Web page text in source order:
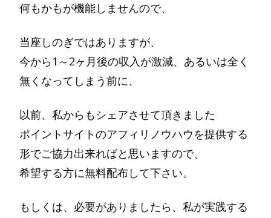
何もかもが機能しませんので、
当座しのぎではありますが、
今から1～2ヶ月後の収入が激減、あるいは全く
無くなってしまう前に、
以前、私からもシェアさせて頂きました
ポイントサイトのアフィリノウハウを提供する
形でご協力出来ればと思いますので、
希望する方に無料配布して下さい。
もしくは、必要がありましたら、私が実践する